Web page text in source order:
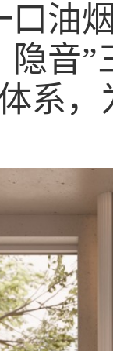
口油
隐音
系